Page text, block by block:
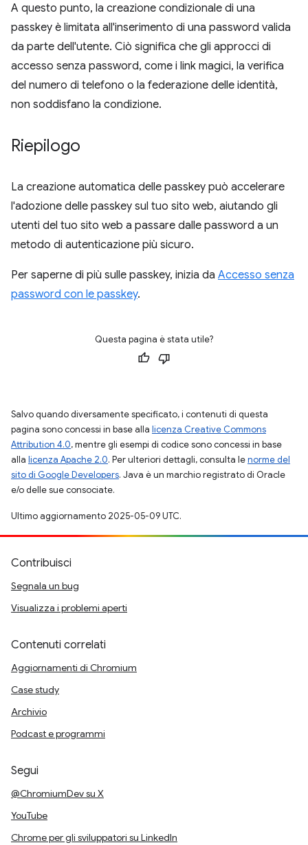
A questo punto, la creazione condizionale di una
passkey è limitata all'inserimento di una password valida
da parte dell'utente. Ciò significa che gli approcci di
accesso senza password, come i link magici, la verifica
del numero di telefono o la federazione delle identità,
non soddisfano la condizione.
Riepilogo
La creazione automatica delle passkey può accelerare
l'adozione delle passkey sul tuo sito web, aiutando gli
utenti del tuo sito web a passare dalle password a un
metodo di autenticazione più sicuro.
Per saperne di più sulle passkey, inizia da Accesso senza
password con le passkey.
Questa pagina è stata utile?
Salvo quando diversamente specificato, i contenuti di questa
pagina sono concessi in base alla licenza Creative Commons
Attribution 4.0, mentre gli esempi di codice sono concessi in base
alla licenza Apache 2.0. Per ulteriori dettagli, consulta lenorme del
sito di Google Developers. Java è un marchio registrato di Oracle
e/o delle sue consociate.
Ultimo aggiornamento 2025-05-09 UTC.
Contribuisci
Segnala un bug
Visualizza i problemi aperti
Contenuti correlati
Aggiornamenti di Chromium
Case study
Archivio
Podcast e programmi
Segui
@ChromiumDev su X
YouTube
Chrome per gli sviluppatori su LinkedIn